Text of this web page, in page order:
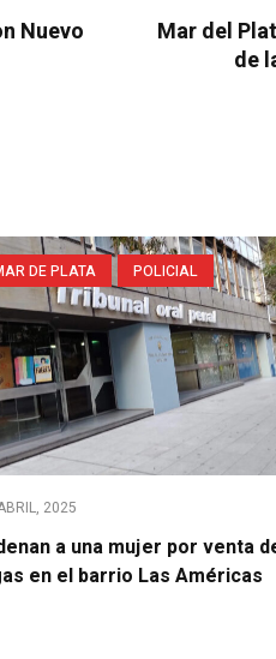
Nuevo
Mar del
de
DE PLATA POLICIAL
2025
a una mujer por venta
en el barrio Las Américas